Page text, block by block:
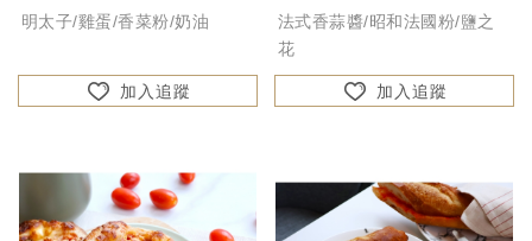
明太子/雞蛋/香菜粉/奶油
加入追蹤
法式香蒜醬/昭和法國粉/鹽之
花
加入追蹤